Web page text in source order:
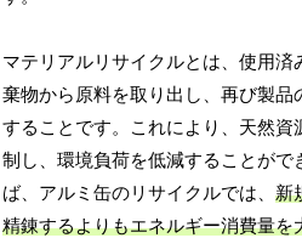
マテリアルリサイクルとは、使用済
棄物から原料を取り出し、再び製品
することです。これにより、天然資
制し、環境負荷を低減することがで
ば、アルミ缶のリサイクルでは、新
精錬するよりもエネルギー消費量を